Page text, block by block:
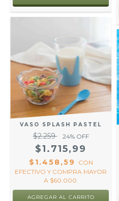
VASO SPLASH PASTEL
$2.259 24% OFF
$1.715,99
$1.458,59
CON
EFECTIVO Y COMPRA MAYOR
A $60.000.
AGREGAR AL CARRITO